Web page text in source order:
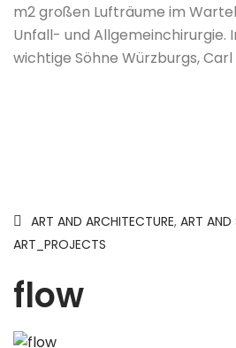
m2 großen Lufträume im
Unfall- und Allgemeinchirurgie.
wichtige Söhne Würzburgs,
ART AND ARCHITECTURE, ART AND
ART_PROJECTS
flow